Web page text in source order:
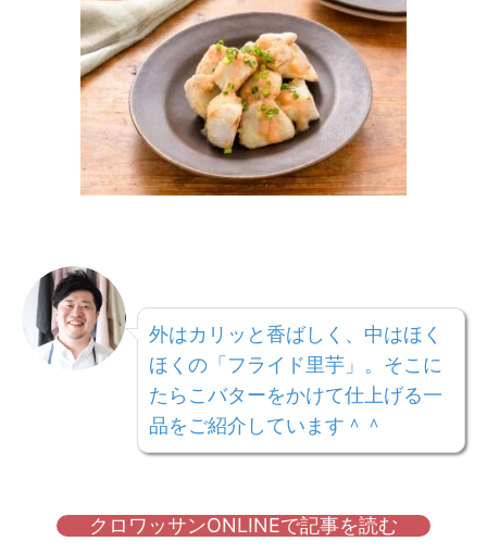
外はカリッと香ばしく、中はほく
ほくの「フライド里芋」。そこに
たらこバターをかけて仕上げる一
品をご紹介しています＾＾
クロワッサンONLINEで記事を読む